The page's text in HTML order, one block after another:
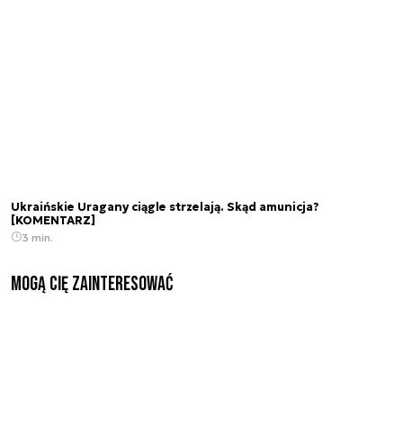
Ukraińskie Uragany ciągle strzelają. Skąd amunicja?
[KOMENTARZ]
3 min.
Mogą Cię zainteresować